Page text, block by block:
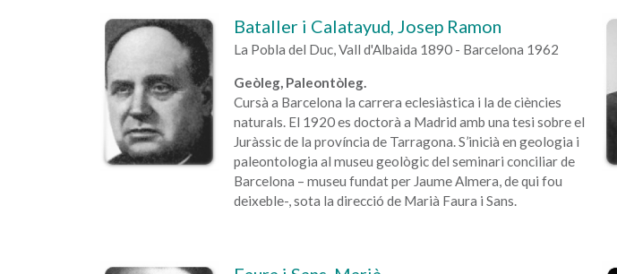
Bataller i Calatayud, Josep Ramon
La Pobla del Duc, Vall d'Albaida 1890 - Barcelona 1962
Geòleg, Paleontòleg.
Cursà a Barcelona la carrera eclesiàstica i la de ciències
naturals. El 1920 es doctorà a Madrid amb una tesi sobre el
Juràssic de la província de Tarragona. S’inicià en geologia i
paleontologia al museu geològic del seminari conciliar de
Barcelona – museu fundat per Jaume Almera, de qui fou
deixeble-, sota la direcció de Marià Faura i Sans.